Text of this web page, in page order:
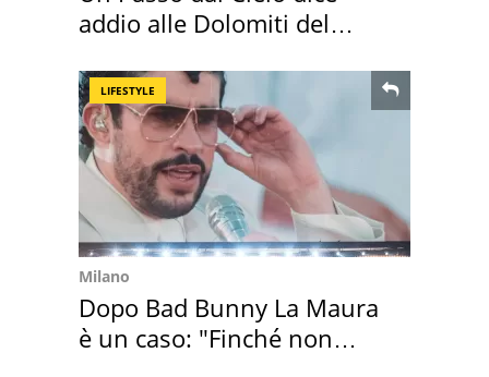
addio alle Dolomiti del
LIFESTYLE
Milano
Dopo Bad Bunny La Maura
è un caso: "Finché non